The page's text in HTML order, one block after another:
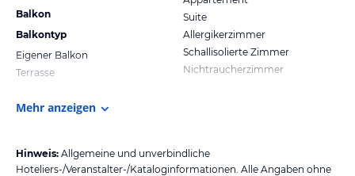
Balkon
Balkontyp
Eigener Balkon
Terrasse
Suite
Allergikerzimmer
Schallisolierte Zimmer
Nichtraucherzimmer
Mehr anzeigen
Hinweis: Allgemeine und unverbindliche
Hoteliers-/Veranstalter-/Kataloginformationen. Alle Angaben ohne